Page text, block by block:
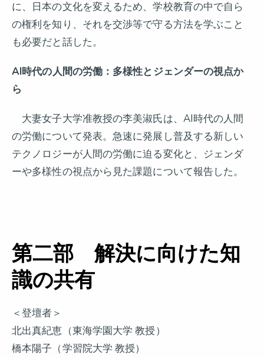
に、日本の文化を変えるため、学校教育の中で自ら
の権利を知り、それを交渉等で守る方法を学ぶこと
も必要だと話した。
AI時代の人間の労働：多様性とジェンダーの視点か
ら
大妻女子大学准教授の李美淑氏は、AI時代の人間
の労働について発表。急速に発展し普及する新しい
テクノロジーが人間の労働に迫る変化と、ジェンダ
ーや多様性の視点から見た課題について報告した。
第二部 解決に向けた知
識の共有
＜登壇者＞
北出真紀恵（東海学園大学 教授）
橋本陽子（学習院大学 教授）